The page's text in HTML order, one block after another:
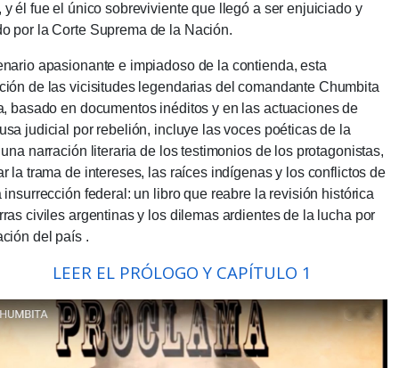
y él fue el único sobreviviente que llegó a ser enjuiciado y
por la Corte Suprema de la Nación.
apasionante e impiadoso de la contienda, esta
de las vicisitudes legendarias del comandante Chumbita
basado en documentos inéditos y en las actuaciones de
judicial por rebelión, incluye las voces poéticas de la
narración literaria de los testimonios de los protagonistas,
la trama de intereses, las raíces indígenas y los conflictos de
insurrección federal: un libro que reabre la revisión histórica
civiles argentinas y los dilemas ardientes de la lucha por
del país .
LEER EL PRÓLOGO Y CAPÍTULO 1